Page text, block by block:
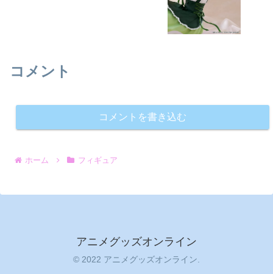
コメント
コメントを書き込む
ホーム フィギュア
アニメグッズオンライン
© 2022 アニメグッズオンライン.